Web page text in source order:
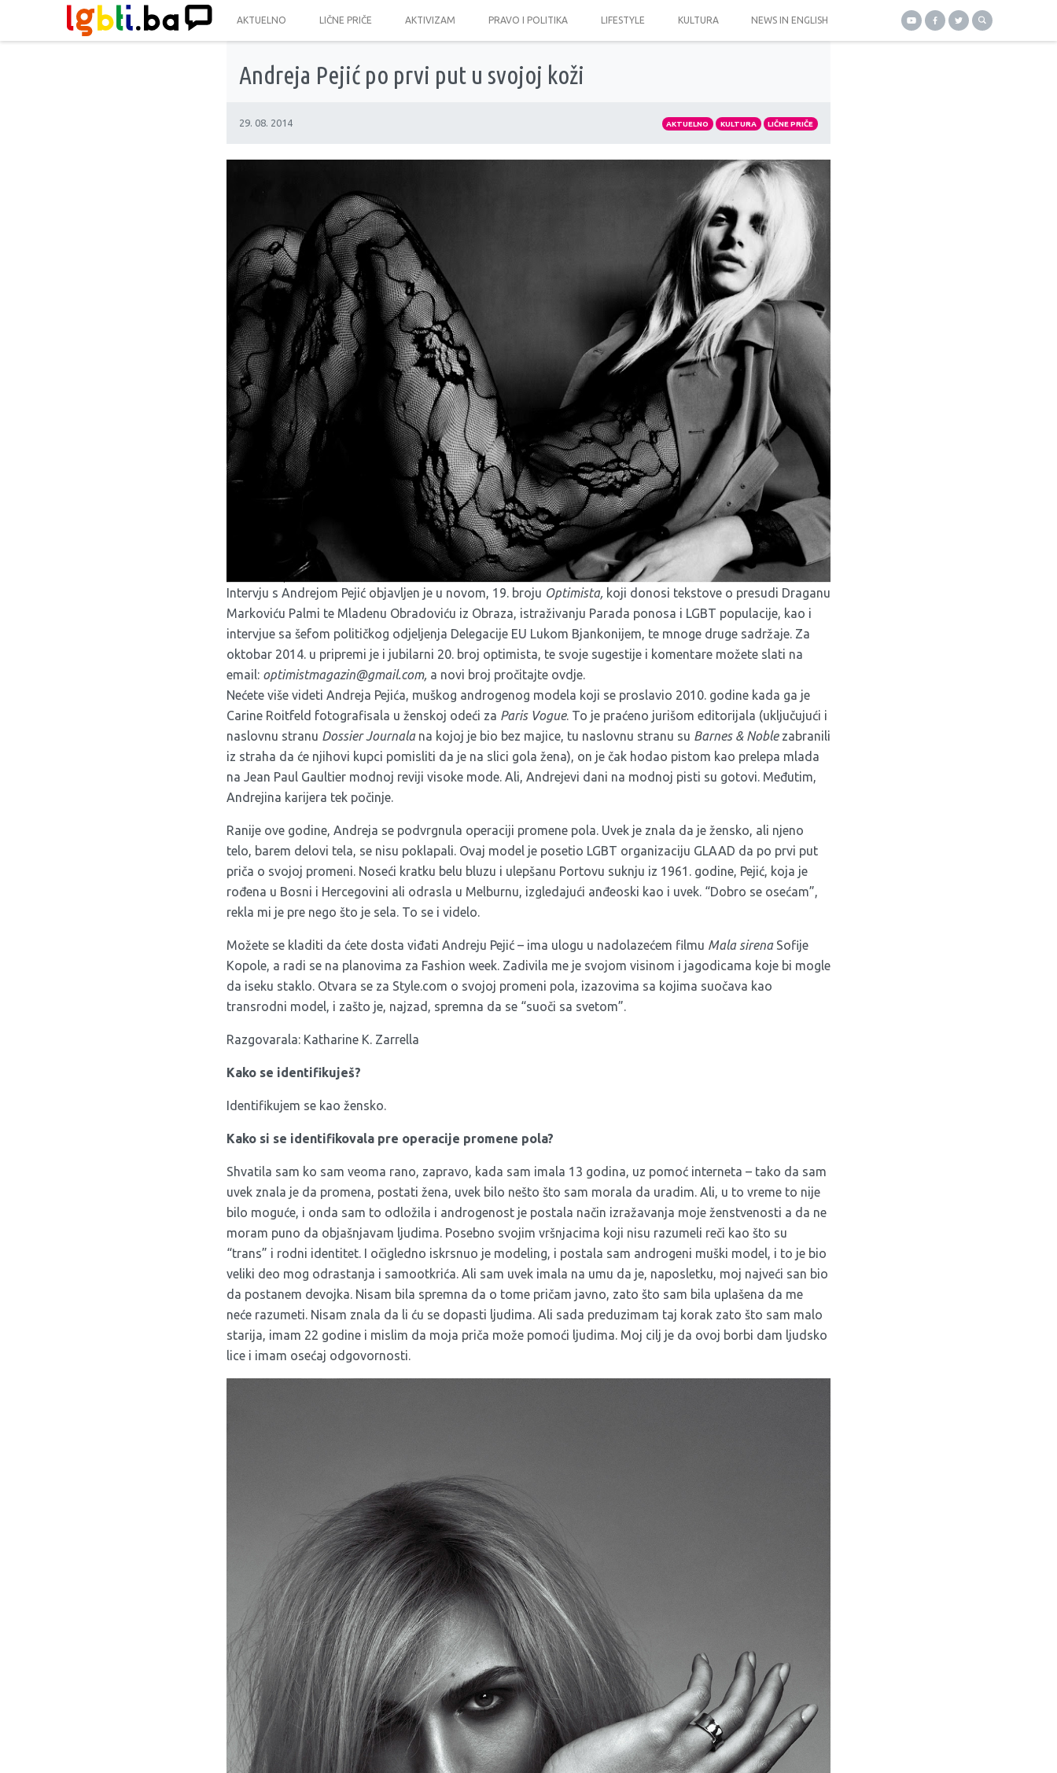
AKTUELNO LIČNE PRIČE AKTIVIZAM PRAVO I POLITIKA LIFESTYLE KULTURA NEWS IN ENGLISH
Andreja Pejić po prvi put u svojoj koži
29. 08. 2014 AKTUELNO KULTURA LIČNE PRIČE
Intervju s Andrejom Pejić objavljen je u novom, 19. broju Optimista, koji donosi tekstove o presudi Draganu
Markoviću Palmi te Mladenu Obradoviću iz Obraza, istraživanju Parada ponosa i LGBT populacije, kao i
intervjue sa šefom političkog odjeljenja Delegacije EU Lukom Bjankonijem, te mnoge druge sadržaje. Za
oktobar 2014. u pripremi je i jubilarni 20. broj optimista, te svoje sugestije i komentare možete slati na
email: optimistmagazin@gmail.com, a novi broj pročitajte ovdje
Nećete više videti Andreja Pejića, muškog androgenog modela koji se proslavio 2010. godine kada ga je
Carine Roitfeld fotografisala u ženskoj odeći za Paris Vogue. To je praćeno jurišom editorijala (uključujući i
naslovnu stranu Dossier Journalana kojoj je bio bez majice, tu naslovnu stranu su Barnes & Noblezabranili
iz straha da će njihovi kupci pomisliti da je na slici gola žena), on je čak hodao pistom kao prelepa mlada
na Jean Paul Gaultier modnoj reviji visoke mode. Ali, Andrejevi dani na modnoj pisti su gotovi. Međutim,
Andrejina karijera tek počinje.
Ranije ove godine, Andreja se podvrgnula operaciji promene pola. Uvek je znala da je žensko, ali njeno
telo, barem delovi tela, se nisu poklapali. Ovaj model je posetio LGBT organizaciju GLAAD da po prvi put
priča o svojoj promeni. Noseći kratku belu bluzu i ulepšanu Portovu suknju iz 1961. godine, Pejić, koja je
rođena u Bosni i Hercegovini ali odrasla u Melburnu, izgledajući anđeoski kao i uvek. “Dobro se osećam”,
rekla mi je pre nego što je sela. To se i videlo.
Možete se kladiti da ćete dosta viđati Andreju Pejić – ima ulogu u nadolazećem filmu Mala sirenaSofije
Kopole, a radi se na planovima za Fashion week. Zadivila me je svojom visinom i jagodicama koje bi mogle
da iseku staklo. Otvara se za Style.com o svojoj promeni pola, izazovima sa kojima suočava kao
transrodni model, i zašto je, najzad, spremna da se “suoči sa svetom”.
Razgovarala: Katharine K. Zarrella
Kako se identifikuješ?
Identifikujem se kao žensko.
Kako si se identifikovala pre operacije promene pola?
Shvatila sam ko sam veoma rano, zapravo, kada sam imala 13 godina, uz pomoć interneta – tako da sam
uvek znala je da promena, postati žena, uvek bilo nešto što sam morala da uradim. Ali, u to vreme to nije
bilo moguće, i onda sam to odložila i androgenost je postala način izražavanja moje ženstvenosti a da ne
moram puno da objašnjavam ljudima. Posebno svojim vršnjacima koji nisu razumeli reči kao što su
“trans” i rodni identitet. I očigledno iskrsnuo je modeling, i postala sam androgeni muški model, i to je bio
veliki deo mog odrastanja i samootkrića. Ali sam uvek imala na umu da je, naposletku, moj najveći san bio
da postanem devojka. Nisam bila spremna da o tome pričam javno, zato što sam bila uplašena da me
neće razumeti. Nisam znala da li ću se dopasti ljudima. Ali sada preduzimam taj korak zato što sam malo
starija, imam 22 godine i mislim da moja priča može pomoći ljudima. Moj cilj je da ovoj borbi dam ljudsko
lice i imam osećaj odgovornosti.